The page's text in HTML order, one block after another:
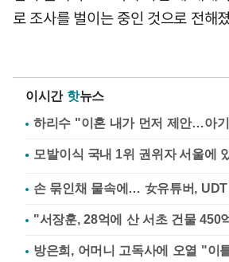
로 조사를 벌이는 중인 것으로 전해
이시간 핫뉴스
하리수 "이혼 내가 먼저 제안…아
손 묶인채 물속에… 女유튜버,
"서장훈, 28억에 산 서초 건물 450
방은희, 어머니 고독사에 오열 "이